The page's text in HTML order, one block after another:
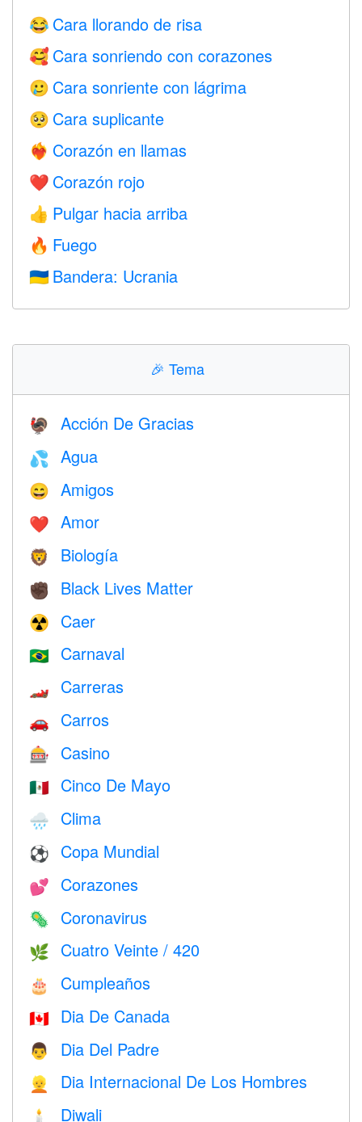
😂 Cara llorando de risa
🥰 Cara sonriendo con corazones
🥲 Cara sonriente con lágrima
🥺 Cara suplicante
❤️‍🔥 Corazón en llamas
❤️ Corazón rojo
👍 Pulgar hacia arriba
🔥 Fuego
🇺🇦 Bandera: Ucrania
🎉 Tema
🦃 Acción De Gracias
💦 Agua
😄 Amigos
❤️️ Amor
🦁 Biología
✊🏿 Black Lives Matter
☢️ Caer
🇧🇷 Carnaval
🏎 Carreras
🚗 Carros
🎰 Casino
🇲🇽 Cinco De Mayo
🌧 Clima
⚽ Copa Mundial
💕 Corazones
🦠 Coronavirus
🌿 Cuatro Veinte / 420
🎂 Cumpleaños
🇨🇦 Dia De Canada
👨 Dia Del Padre
👱 Dia Internacional De Los Hombres
🕯 Diwali